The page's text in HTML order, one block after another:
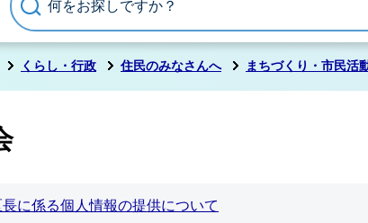
くらし・行政 住民のみなさんへ まちづくり・市民活
長に係る個人情報の提供について